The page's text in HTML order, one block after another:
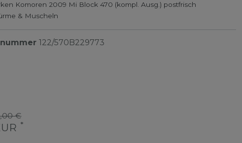
Komoren 2009 Mi Block 470 (kompl. Ausg.) postfrisch
& Muscheln
122/570B229773
€
*